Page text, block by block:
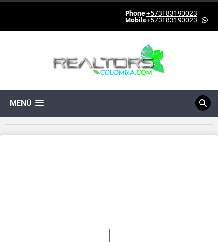
Phone+573183190023
Mobile+573183190023 -
MENÚ